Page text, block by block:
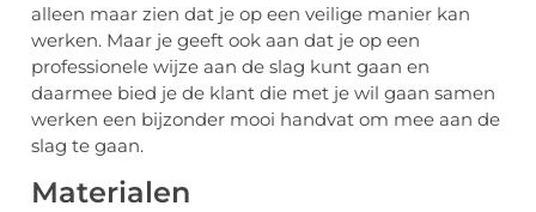
alleen maar zien dat je op een veilige manier kan
werken. Maar je geeft ook aan dat je op een
professionele wijze aan de slag kunt gaan en
daarmee bied je de klant die met je wil gaan samen
werken een bijzonder mooi handvat om mee aan de
slag te gaan.
Materialen